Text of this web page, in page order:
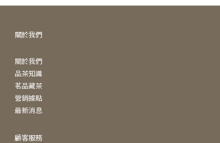
關於我們
關於我們
品茶知識
茗品藏茶
營銷據點
最新消息
顧客服務